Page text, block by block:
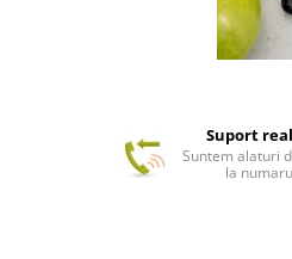
Suport
Suntem alaturi
la